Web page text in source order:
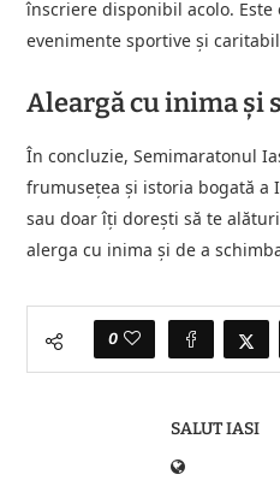
înscriere disponibil acolo.
evenimente sportive și
Aleargă cu inima și
În concluzie, Semimaratonul
frumusețea și istoria bogată a
sau doar îți dorești să te
alerga cu inima și de a
0
SALUT IASI